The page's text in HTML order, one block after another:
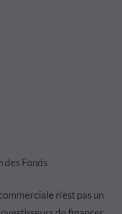
des Fonds
n'est pas un